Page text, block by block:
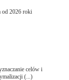
od 2026 roki
celów i
(...)